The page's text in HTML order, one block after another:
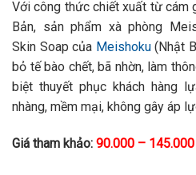
Với công thức chiết xuất từ cám
Bản, sản phẩm xà phòng
Skin Soap của Meishoku(Nhật
bỏ tế bào chết, bã nhờn, làm
biệt thuyết phục khách hàng
nhàng, mềm mại, không gây áp
Giá tham khảo: 90.000 –